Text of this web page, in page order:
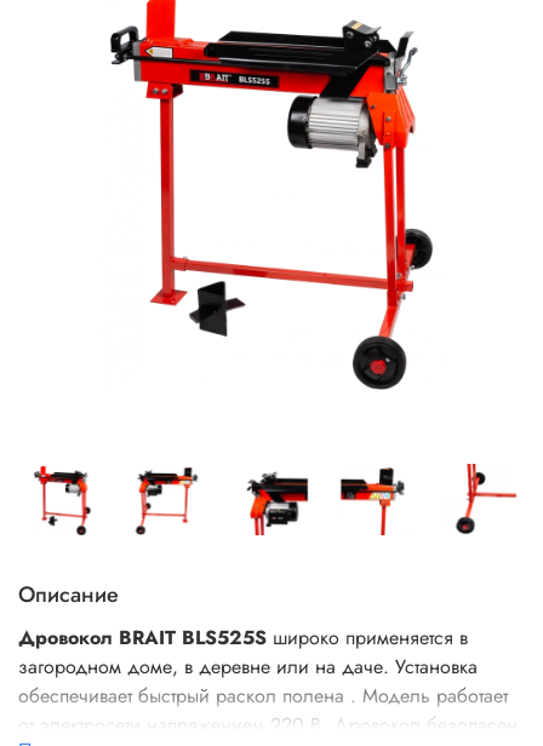
Описание
Дровокол BRAIT BLS525S широко применяется в
загородном доме, в деревне или на даче. Установка
обеспечивает быстрый раскол полена . Модель работает
от электросети напряжением 220 В. Дровокол безопасен